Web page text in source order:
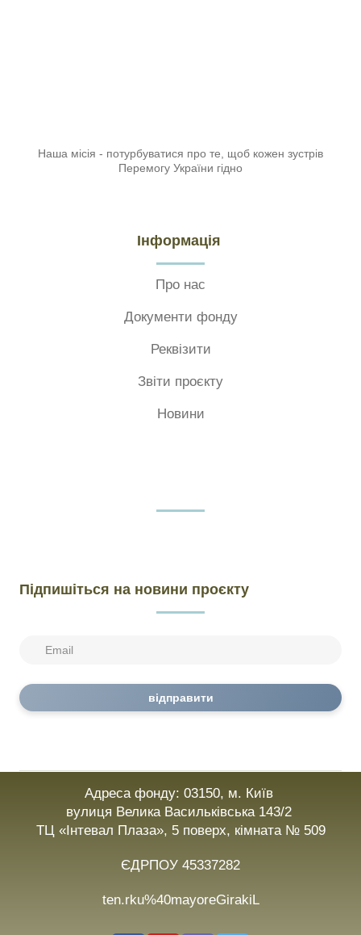
Наша місія - потурбуватися про те, щоб кожен зустрів
Перемогу України гідно
Інформація
Про нас
Документи фонду
Реквізити
Звіти проєкту
Новини
Підпишіться на новини проєкту
відправити
Адреса фонду: 03150, м. Київ
вулиця Велика Васильківська 143/2
ТЦ «Інтевал Плаза», 5 поверх, кімната № 509
ЄДРПОУ 45337282
ten.rku%40mayoreGirakiL